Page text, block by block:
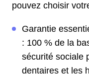
pouvez choisir
Garantie
: 100 % de la
sécurité sociale
dentaires et les